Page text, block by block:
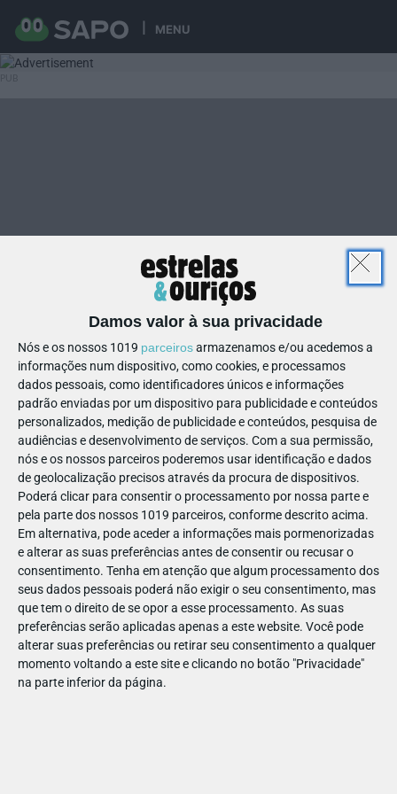
MENU
Damos valor à sua privacidade
Nós e os nossos 1019 parceirosarmazenamos e/ou acedemos a
informações num dispositivo, como cookies, e processamos
dados pessoais, como identificadores únicos e informações
padrão enviadas por um dispositivo para publicidade e conteúdos
personalizados, medição de publicidade e conteúdos, pesquisa de
audiências e desenvolvimento de serviços. Com a sua permissão,
nós e os nossos parceiros poderemos usar identificação e dados
de geolocalização precisos através da procura de dispositivos.
Poderá clicar para consentir o processamento por nossa parte e
pela parte dos nossos 1019 parceiros, conforme descrito acima.
Em alternativa, pode aceder a informações mais pormenorizadas
e alterar as suas preferências antes de consentir ou recusar o
consentimento. Tenha em atenção que algum processamento dos
seus dados pessoais poderá não exigir o seu consentimento, mas
que tem o direito de se opor a esse processamento. As suas
preferências serão aplicadas apenas a este website. Você pode
alterar suas preferências ou retirar seu consentimento a qualquer
momento voltando a este site e clicando no botão "Privacidade"
na parte inferior da página.
11
123055190757729